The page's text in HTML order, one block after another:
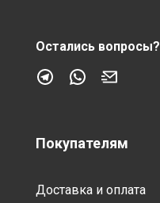
Остались вопросы?
Покупателям
Доставка и оплата